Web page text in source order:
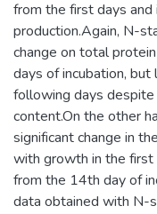
from the first days and
production.Again, N-
change on total
days of incubation, but
following days despite
content.On the other
significant change in
with growth in the first
from the 14th day of
data obtained with N-